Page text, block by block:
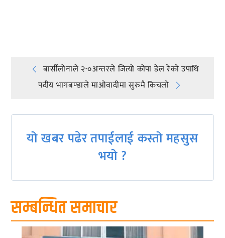
Post
navigation
बार्सीलोनाले २-०अन्तरले जित्यो कोपा डेल रेको उपाधि
पदीय भागबण्डाले माओवादीमा सुरुमै किचलो
यो खबर पढेर तपाईलाई कस्तो महसुस
भयो ?
सम्बन्धित समाचार